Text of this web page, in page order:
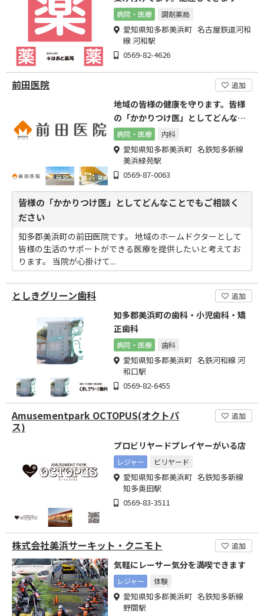
ご相談下さい。
病院・医療 調剤薬局
愛知県知多郡美浜町 名古屋鉄道河和
線 河和駅
0569-82-4626
前田医院 追加
地域の皆様の健康を守ります。皆様
の「かかりつけ医」としてどんなこ
とでもご相談ください
病院・医療 内科
愛知県知多郡美浜町 名鉄知多新線
美浜緑苑駅
0569-87-0063
皆様の「かかりつけ医」としてどんなことでもご相談く
ださい
知多郡美浜町の前田医院です。 地域のホームドクターとして
皆様の生活のサポートができる医療を提供したいと考えてお
ります。 当院が心掛けて...
としきグリーン歯科 追加
知多郡美浜町の歯科・小児歯科・矯
正歯科
病院・医療 歯科
愛知県知多郡美浜町 名鉄河和線 河
和口駅
0569-82-6455
Amusementpark OCTOPUS(オクトパ
ス)
追加
プロビリヤードプレイヤーがいる店
レジャー ビリヤード
愛知県知多郡美浜町 名鉄知多新線
知多奥田駅
0569-83-3511
株式会社美浜サーキット・クニモト 追加
気軽にレーサー気分を満喫できます
レジャー 体験
愛知県知多郡美浜町 名鉄知多新線
野間駅